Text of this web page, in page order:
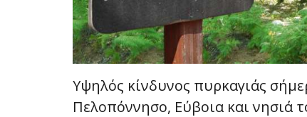
Υψηλός κίνδυνος πυρκαγιάς
Πελοπόννησο, Εύβοια και νησιά